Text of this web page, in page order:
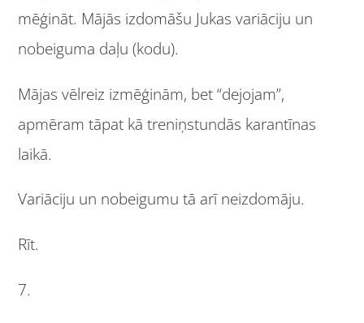
mēģināt. Mājās izdomāšu Jukas variāciju un
nobeiguma daļu (kodu).
Mājas vēlreiz izmēģinām, bet “dejojam”,
apmēram tāpat kā treniņstundās karantīnas
laikā.
Variāciju un nobeigumu tā arī neizdomāju.
Rīt.
7.